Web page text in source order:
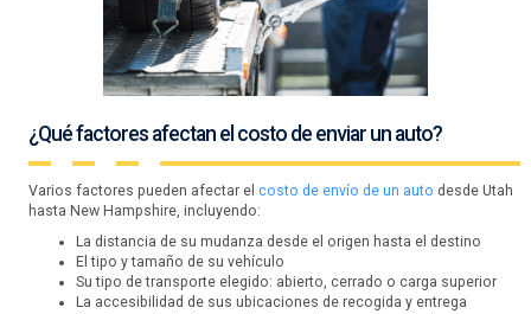
¿Qué factores afectan el costo de enviar un auto?
Varios factores pueden afectar el costo de envío de un auto desde Utah
hasta New Hampshire, incluyendo:
La distancia de su mudanza desde el origen hasta el destino
El tipo y tamaño de su vehículo
Su tipo de transporte elegido: abierto, cerrado o carga superior
La accesibilidad de sus ubicaciones de recogida y entrega